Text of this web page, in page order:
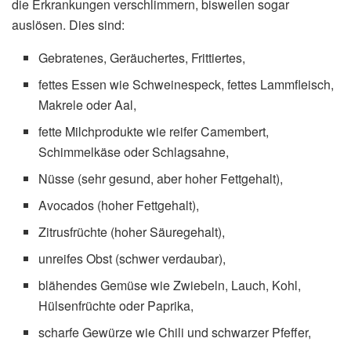
die Erkrankungen verschlimmern, bisweilen sogar
auslösen. Dies sind:
Gebratenes, Geräuchertes, Frittiertes,
fettes Essen wie Schweinespeck, fettes Lammfleisch,
Makrele oder Aal,
fette Milchprodukte wie reifer Camembert,
Schimmelkäse oder Schlagsahne,
Nüsse (sehr gesund, aber hoher Fettgehalt),
Avocados (hoher Fettgehalt),
Zitrusfrüchte (hoher Säuregehalt),
unreifes Obst (schwer verdaubar),
blähendes Gemüse wie Zwiebeln, Lauch, Kohl,
Hülsenfrüchte oder Paprika,
scharfe Gewürze wie Chili und schwarzer Pfeffer,